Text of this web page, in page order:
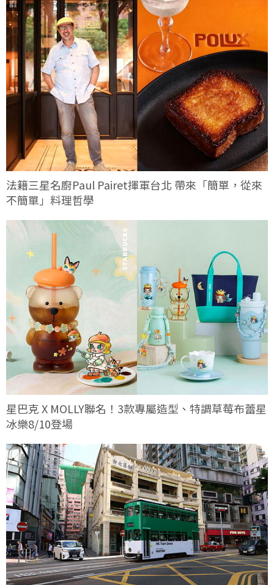
法籍三星名廚Paul Pairet揮軍台北 帶來「簡單，從來
不簡單」料理哲學
星巴克 X MOLLY聯名！3款專屬造型、特調草莓布蕾星
冰樂8/10登場